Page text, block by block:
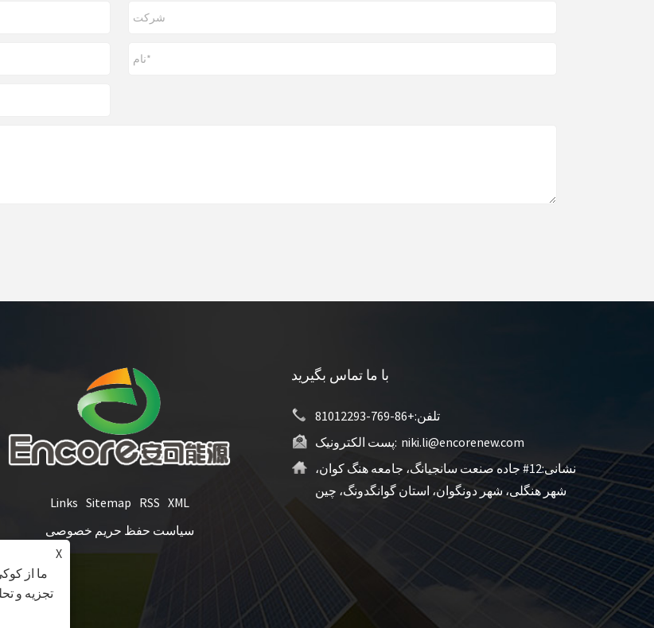
Links Sitemap RSS XML
سیاست حفظ حریم خصوصی
با ما تماس بگیرید
تلفن:+86-769-81012293
پست الکترونیک: niki.li@encorenew.com
نشانی:
12# جاده صنعت سانجیانگ، جامعه هنگ کوان،
شهر هنگلی، شهر دونگوان، استان گوانگدونگ، چین
X
ما از
تجزیه و